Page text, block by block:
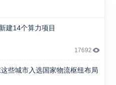
建14个算力项目
17692
些城市入选国家物流枢纽布局